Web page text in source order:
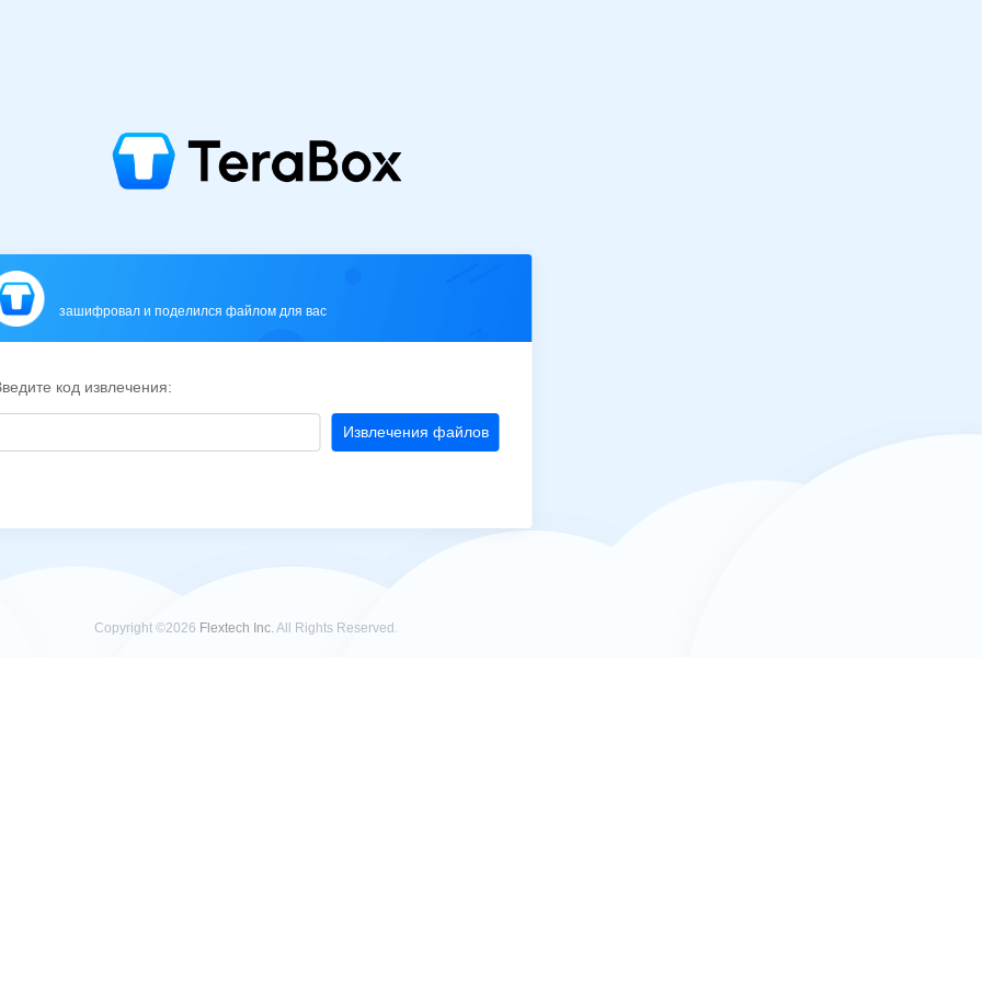
зашифровал и поделился файлом для вас
код извлечения:
Извлечения файлов
Copyright ©2026 Flextech Inc.All Rights Reserved.